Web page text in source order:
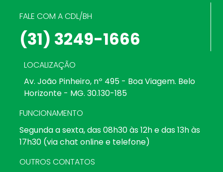
FALE COM A CDL/BH
(31) 3249-1666
LOCALIZAÇÃO
Av. João Pinheiro, nº 495 - Boa Viagem. Belo
Horizonte - MG. 30.130-185
FUNCIONAMENTO
Segunda a sexta, das 08h30 às 12h e das 13h às
17h30 (via chat online e telefone)
OUTROS CONTATOS